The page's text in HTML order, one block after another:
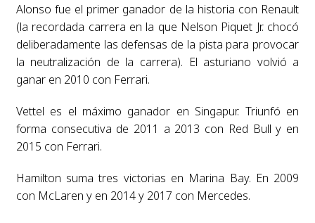
Alonso fue el primer ganador de la historia con Renault
(la recordada carrera en la que Nelson Piquet Jr. chocó
deliberadamente las defensas de la pista para provocar
la neutralización de la carrera). El asturiano volvió a
ganar en 2010 con Ferrari.
Vettel es el máximo ganador en Singapur. Triunfó en
forma consecutiva de 2011 a 2013 con Red Bull y en
2015 con Ferrari.
Hamilton suma tres victorias en Marina Bay. En 2009
con McLaren y en 2014 y 2017 con Mercedes.